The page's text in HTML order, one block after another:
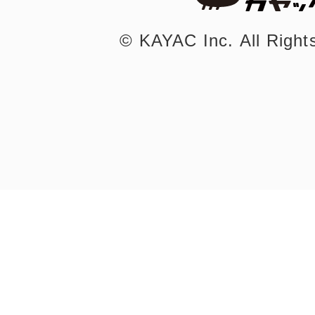
©︎ KAYAC Inc. All